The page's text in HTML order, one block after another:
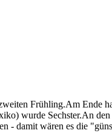
Frühling.Am Ende
wurde Sechster.An
- damit wären es die